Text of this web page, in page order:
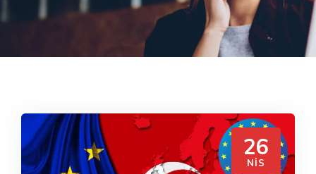
26
NIS